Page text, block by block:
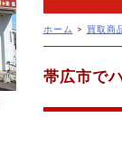
ホーム > 買取商
帯広市で